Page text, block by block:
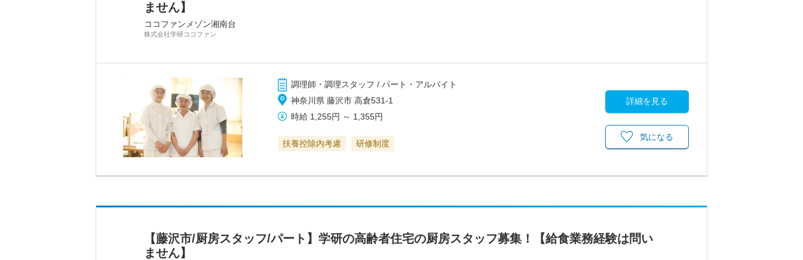
ません】
ココファンメゾン湘南台
株式会社学研ココファン
調理師・調理スタッフ / パート・アルバイト
神奈川県 藤沢市 高倉531-1
時給 1,255円 ～ 1,355円
扶養控除内考慮 研修制度
詳細を見る
気になる
【藤沢市/厨房スタッフ/パート】学研の高齢者住宅の厨房スタッフ募集！【給食業務経験は問い
ません】